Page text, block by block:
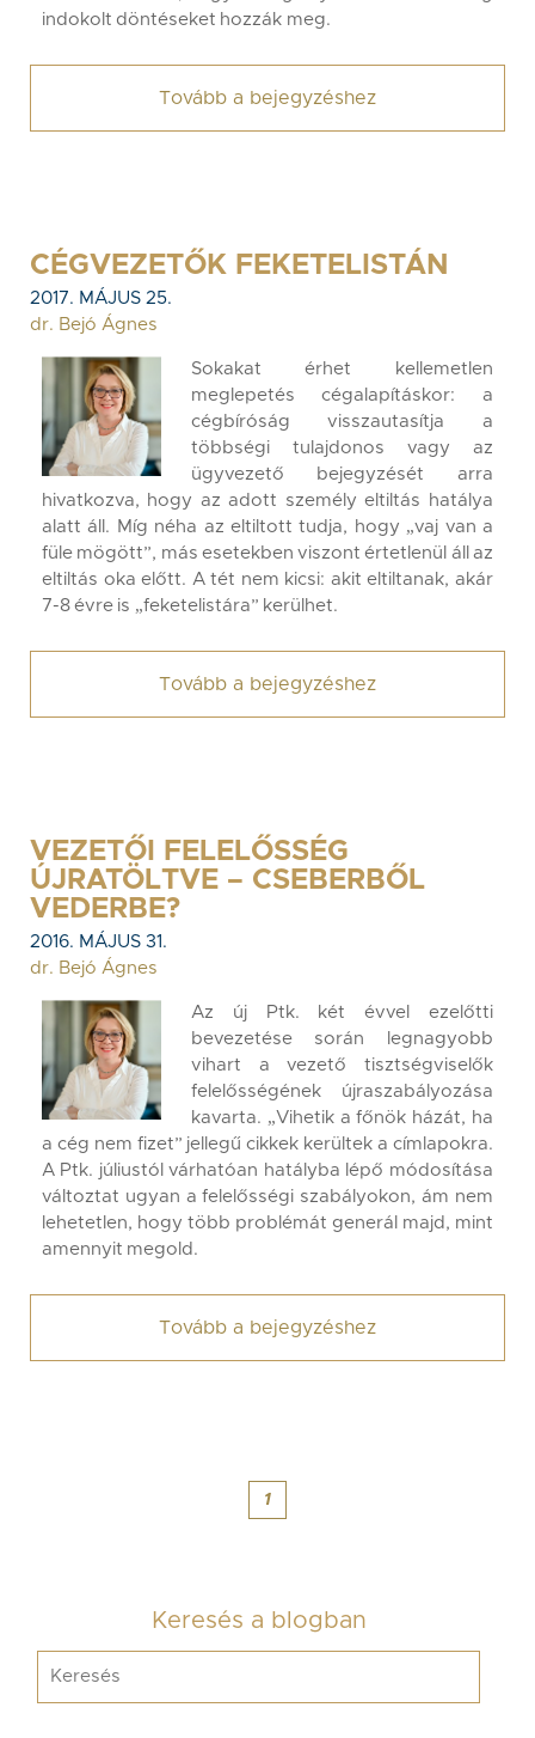
indokolt döntéseket hozzák meg.
Tovább a bejegyzéshez
CÉGVEZETŐK FEKETELISTÁN
2017. MÁJUS 25.
dr. Bejó Ágnes
Sokakat érhet kellemetlen
meglepetés cégalapításkor: a
cégbíróság visszautasítja a
többségi tulajdonos vagy az
ügyvezető bejegyzését arra
hivatkozva, hogy az adott személy eltiltás hatálya
alatt áll. Míg néha az eltiltott tudja, hogy „vaj van a
füle mögött”, más esetekben viszont értetlenül áll az
eltiltás oka előtt. A tét nem kicsi: akit eltiltanak, akár
7-8 évre is „feketelistára” kerülhet.
Tovább a bejegyzéshez
VEZETŐI FELELŐSSÉG
ÚJRATÖLTVE – CSEBERBŐL
VEDERBE?
2016. MÁJUS 31.
dr. Bejó Ágnes
Az új Ptk. két évvel ezelőtti
bevezetése során legnagyobb
vihart a vezető tisztségviselők
felelősségének újraszabályozása
kavarta. „Vihetik a főnök házát, ha
a cég nem fizet” jellegű cikkek kerültek a címlapokra.
A Ptk. júliustól várhatóan hatályba lépő módosítása
változtat ugyan a felelősségi szabályokon, ám nem
lehetetlen, hogy több problémát generál majd, mint
amennyit megold.
Tovább a bejegyzéshez
1
Keresés a blogban